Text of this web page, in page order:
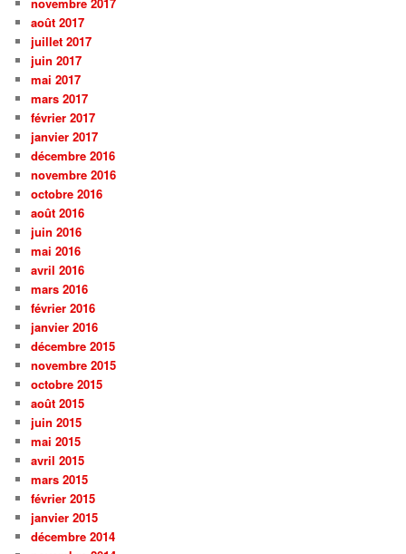
novembre 2017
août 2017
juillet 2017
juin 2017
mai 2017
mars 2017
février 2017
janvier 2017
décembre 2016
novembre 2016
octobre 2016
août 2016
juin 2016
mai 2016
avril 2016
mars 2016
février 2016
janvier 2016
décembre 2015
novembre 2015
octobre 2015
août 2015
juin 2015
mai 2015
avril 2015
mars 2015
février 2015
janvier 2015
décembre 2014